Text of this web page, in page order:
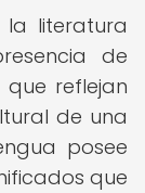
la literatura
de
que reflejan
de una
posee
que